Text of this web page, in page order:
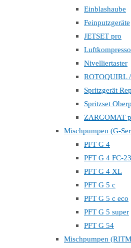
Einblashaube
Feinputzgeräte
JETSET pro
Nivelliertaster
ROTOQUIRL
Spritzgerät
Spritzset
ZARGOMAT
Mischpumpen (G-
PFT G 4
PFT G 4 FC-
PFT G 4 XL
PFT G 5 c
PFT G 5 c eco
PFT G 5 super
PFT G 54
Mischpumpen